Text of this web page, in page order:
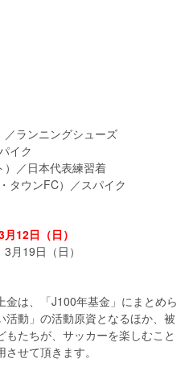
ランニングシューズ
イク
）／日本代表練習着
タウンFC）／スパイク
12日（日）
月19日（日）
は、「J100年基金」にまとめら
動」の活動原資となるほか、被
たちが、サッカーを楽しむこと
せて頂きます。